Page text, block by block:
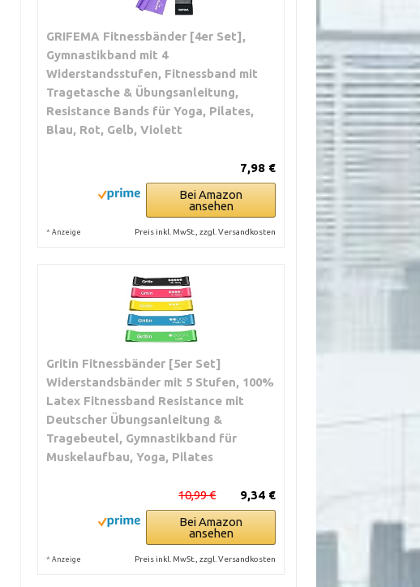
GRIFEMA Fitnessbänder [4er Set],
Gymnastikband mit 4
Widerstandsstufen, Fitnessband mit
Tragetasche & Übungsanleitung,
Resistance Bands für Yoga, Pilates,
Blau, Rot, Gelb, Violett
7,98 €
Bei Amazon
ansehen
* Anzeige Preis inkl. MwSt., zzgl. Versandkosten
Gritin Fitnessbänder [5er Set]
Widerstandsbänder mit 5 Stufen, 100%
Latex Fitnessband Resistance mit
Deutscher Übungsanleitung &
Tragebeutel, Gymnastikband für
Muskelaufbau, Yoga, Pilates
9,34 €
10,99 €
Bei Amazon
ansehen
* Anzeige Preis inkl. MwSt., zzgl. Versandkosten